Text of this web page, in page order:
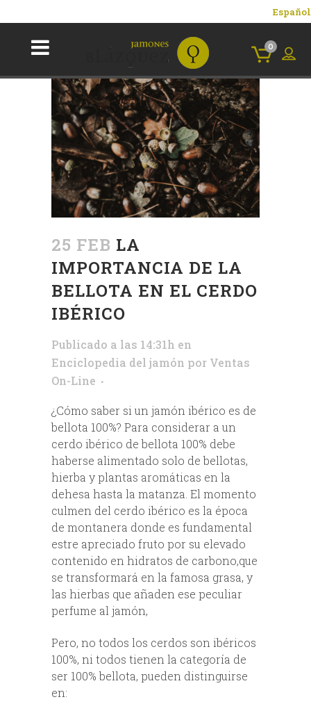
Español
0
25 FEB LA
IMPORTANCIA DE LA
BELLOTA EN EL CERDO
IBÉRICO
Publicado a las 14:31h en
Enciclopedia del jamón por Ventas
On-Line
¿Cómo saber si un jamón ibérico es de
bellota 100%? Para considerar a un
cerdo ibérico de bellota 100% debe
haberse alimentado solo de bellotas,
hierba y plantas aromáticas en la
dehesa hasta la matanza. El momento
culmen del cerdo ibérico es la época
de montanera donde es fundamental
estre apreciado fruto por su elevado
contenido en hidratos de carbono,que
se transformará en la famosa grasa, y
las hierbas que añaden ese peculiar
perfume al jamón,
Pero, no todos los cerdos son ibéricos
100%, ni todos tienen la categoría de
ser 100% bellota, pueden distinguirse
en: